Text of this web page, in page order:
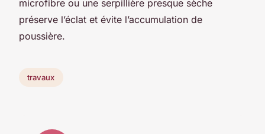
microfibre ou une serpillière presque sèche
préserve l’éclat et évite l’accumulation de
poussière.
travaux